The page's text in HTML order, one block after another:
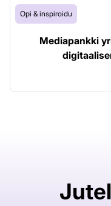
Opi & inspiroidu
Mediapankki